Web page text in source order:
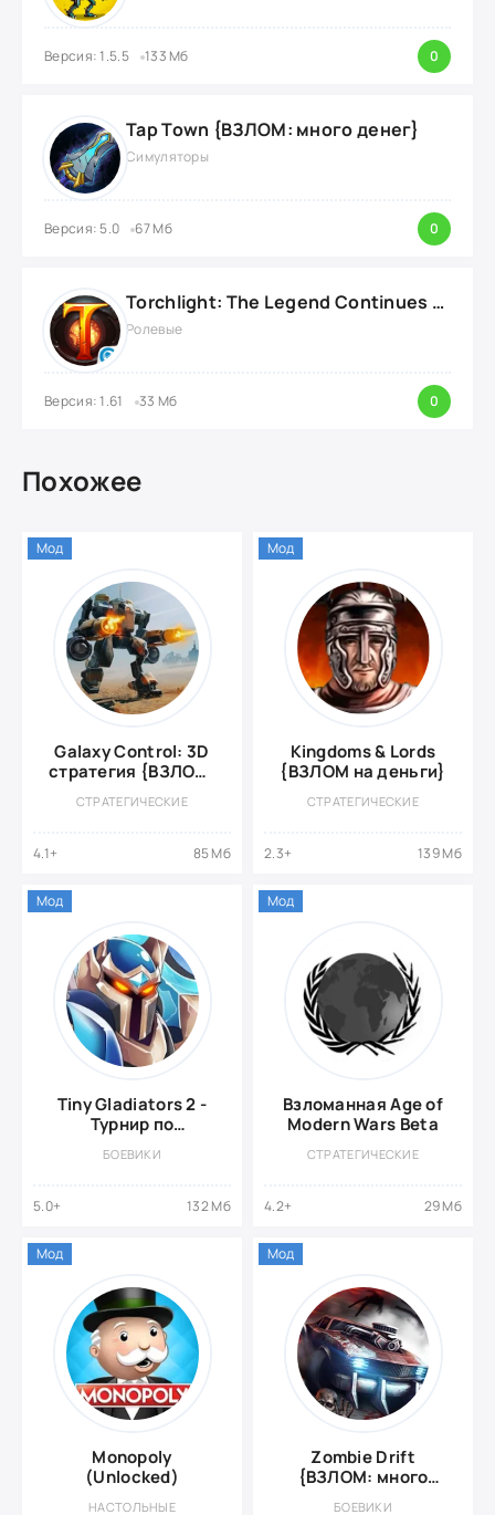
Версия: 1.5.5 133 Мб 0
Tap Town {ВЗЛОМ: много денег}
Симуляторы
Версия: 5.0 67 Мб 0
Torchlight: The Legend Continues {ВЗЛОМ: Режим Бога}
Ролевые
Версия: 1.61 33 Мб 0
Похожее
Galaxy Control: 3D
стратегия {ВЗЛОМ:
СТРАТЕГИЧЕСКИЕ
4.1+ 85 Мб
Мод
Kingdoms & Lords
{ВЗЛОМ на деньги}
СТРАТЕГИЧЕСКИЕ
2.3+ 139 Мб
Мод
Tiny Gladiators 2 -
Турнир по
{ВЗЛОМ: Меню}
БОЕВИКИ
5.0+ 132 Мб
Мод
Взломанная Age of
Modern Wars Beta
СТРАТЕГИЧЕСКИЕ
4.2+ 29 Мб
Мод
Monopoly
(Unlocked)
НАСТОЛЬНЫЕ
Мод
Zombie Drift
{ВЗЛОМ: много
БОЕВИКИ
Мод